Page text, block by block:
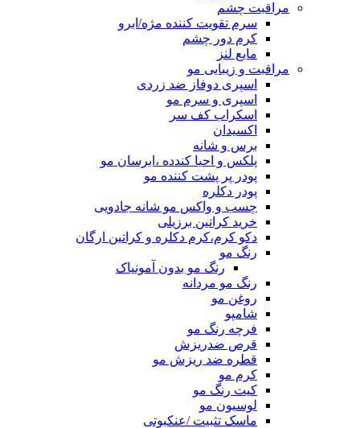
مراقبت چشم
سرم تقویت کننده مژه/ابرو
کرم دور چشم
مایع لنز
مراقبت و زیبایی مو
اسپری دوفاز ضد زردی
اسپری و سرم مو
اسکراب کف سر
اکسیدان
برس و شانه
پلکس و احیا کندده ،ابرسان مو
پودر پر پشت کننده مو
پودر دکلره
چسب و واکس مو شانه جادویی
خرید کراتین برزیلی
دکو کرم،کرم دکلره و کراتین ارگان
رنگ مو
رنگ مو بدون آمونیاک
رنگ مو مردانه
روغن مو
شامپو
فرچه رنگ مو
قرص ضدریزش
قطره ضد ریزش مو
کرم مو
کیت رنگ مو
لوسیون مو
ماسک تثبیت /عنکبوتی